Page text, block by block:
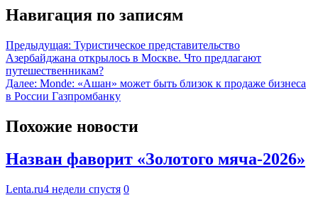
Навигация по записям
Предыдущая: Туристическое представительство
Азербайджана открылось в Москве. Что предлагают
путешественникам?
Далее: Monde: «Ашан» может быть близок к продаже бизнеса
в России Газпромбанку
Похожие новости
Назван фаворит «Золотого мяча-2026»
Lenta.ru4 недели спустя 0